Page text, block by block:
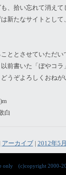
、拾い忘れて消えて
新たなサイトとして
ととさせていただ
前書いた「ぼやコ
うぞよろしくおねが
白
アーカイブ| 2012年5
only (c)copyright 2000-